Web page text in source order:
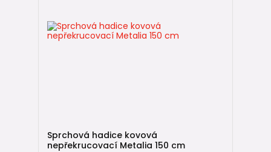
Sprchová hadice kovová
nepřekrucovací Metalia 150 cm